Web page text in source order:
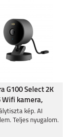
G100 Select 2K
Wifi kamera,
kép. AI
Teljes nyugalom.